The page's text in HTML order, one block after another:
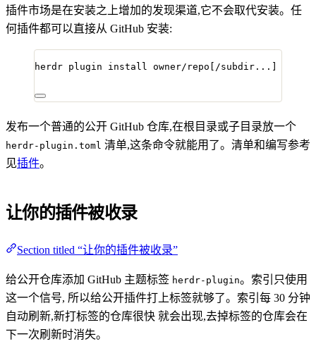
插件市场是在安装之上增加的发现渠道,它不会取代安装。任
何插件都可以直接从 GitHub 安装:
herdr plugin install owner/repo[/subdir...]
发布一个普通的公开 GitHub 仓库,在根目录或子目录放一个
herdr-plugin.toml 清单,这条命令就能用了。清单和编写参考
见插件。
让你的插件被收录
Section titled “让你的插件被收录”
给公开仓库添加 GitHub 主题标签 herdr-plugin。索引只使用
这一个信号, 所以给公开插件打上标签就够了。索引每 30 分钟
自动刷新,新打标签的仓库很快 就会出现,去掉标签的仓库会在
下一次刷新时消失。